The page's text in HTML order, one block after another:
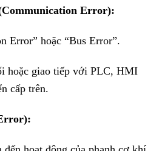
Error):
Error” hoặc “Bus Error”.
hoặc giao tiếp với PLC, HMI
cấp trên.